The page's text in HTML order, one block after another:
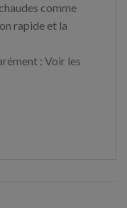
comme
rapide et la
: Voir les